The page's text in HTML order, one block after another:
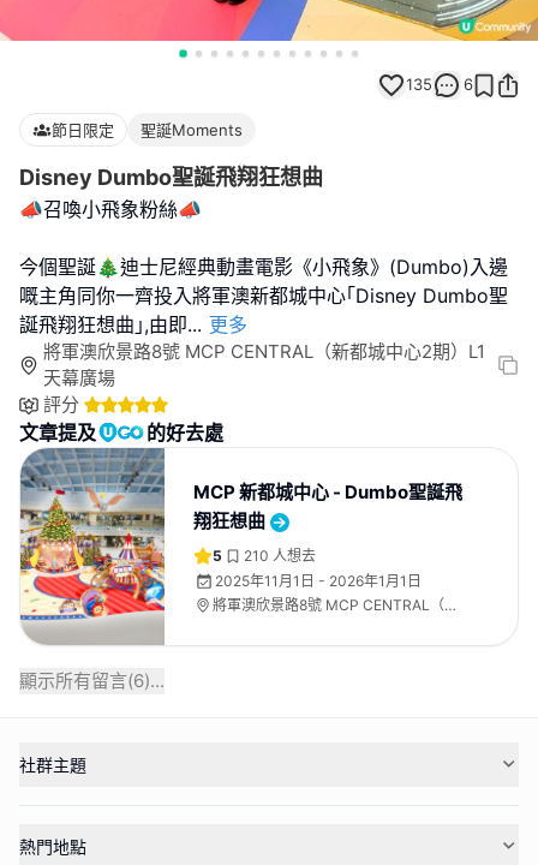
135 6
節日限定 聖誕Moments
Disney Dumbo聖誕飛翔狂想曲
📣召喚小飛象粉絲📣
今個聖誕🎄迪士尼經典動畫電影《小飛象》(Dumbo)入邊
嘅主角同你一齊投入將軍澳新都城中心｢Disney Dumbo聖
誕飛翔狂想曲｣,由即... 更多
將軍澳欣景路8號 MCP CENTRAL（新都城中心2期）L1
天幕廣場
評分
文章提及 的好去處
MCP 新都城中心 - Dumbo聖誕飛
翔狂想曲
5 210 人想去
2025年11月1日 - 2026年1月1日
將軍澳欣景路8號 MCP CENTRAL（新
顯示所有留言(6)...
社群主題
熱門地點